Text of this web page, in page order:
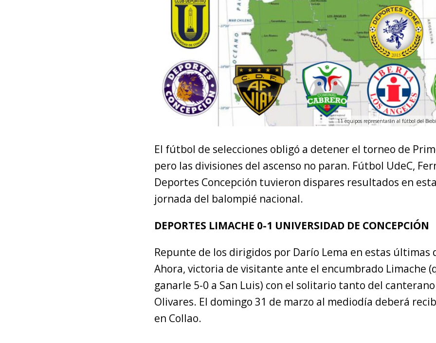
11 equipos representarán al fútbol del
El fútbol de selecciones obligó a detener el torneo de
pero las divisiones del ascenso no paran. Fútbol UdeC,
Deportes Concepción tuvieron dispares resultados en
jornada del balompié nacional.
DEPORTES LIMACHE 0-1 UNIVERSIDAD DE CONCEPCIÓN
Repunte de los dirigidos por Darío Lema en estas últimas
Ahora, victoria de visitante ante el encumbrado Limache
ganarle 5-0 a San Luis) con el solitario tanto del
Olivares. El domingo 31 de marzo al mediodía deberá
en Collao.